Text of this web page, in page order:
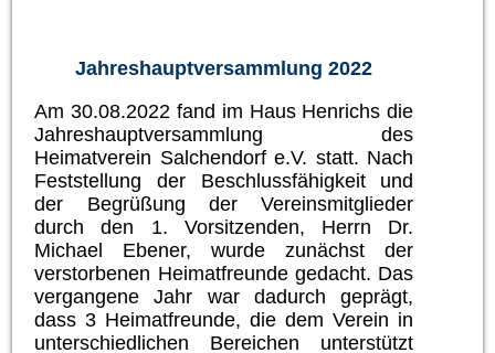
Jahreshauptversammlung 2022
Am 30.08.2022 fand im Haus Henrichs die
Jahreshauptversammlung des
Heimatverein Salchendorf e.V. statt. Nach
Feststellung der Beschlussfähigkeit und
der Begrüßung der Vereinsmitglieder
durch den 1. Vorsitzenden, Herrn Dr.
Michael Ebener, wurde zunächst der
verstorbenen Heimatfreunde gedacht. Das
vergangene Jahr war dadurch geprägt,
dass 3 Heimatfreunde, die dem Verein in
unterschiedlichen Bereichen unterstützt